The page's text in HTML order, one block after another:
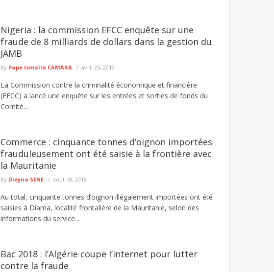
Nigeria : la commission EFCC enquête sur une
fraude de 8 milliards de dollars dans la gestion du
JAMB
By Pape Ismaïla CAMARA avril 25, 2019
La Commission contre la criminalité économique et financière
(EFCC) a lancé une enquête sur les entrées et sorties de fonds du
Comité...
Commerce : cinquante tonnes d’oignon importées
frauduleusement ont été saisie à la frontière avec
la Mauritanie
By Dieyna SENE août 18, 2018
Au total, cinquante tonnes d’oignon illégalement importées ont été
saisies à Diama, localité frontalière de la Mauritanie, selon des
informations du service...
Bac 2018 : l’Algérie coupe l’internet pour lutter
contre la fraude